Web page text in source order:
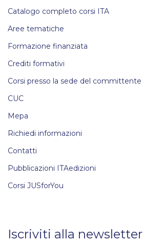
Catalogo completo corsi ITA
Aree tematiche
Formazione finanziata
Crediti formativi
Corsi presso la sede del committente
CUC
Mepa
Richiedi informazioni
Contatti
Pubblicazioni ITAedizioni
Corsi JUSforYou
Iscriviti alla newsletter